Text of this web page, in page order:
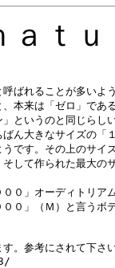
ａ
ばれることが多いよ
本来は「ゼロ」であ
というのと同じらし
ん大きなサイズの「
です。その上のサイ
して作られた最大の
０」オーディトリア
０」（Ｍ）と言うボ
。参考にされて下さ